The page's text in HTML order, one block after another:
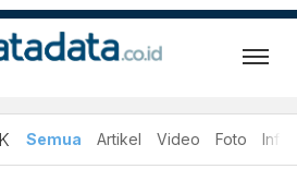
Semua Artikel Video Foto